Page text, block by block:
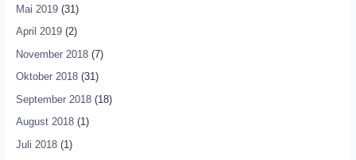
Mai 2019(31)
April 2019(2)
November 2018(7)
Oktober 2018(31)
September 2018(18)
August 2018(1)
Juli 2018(1)